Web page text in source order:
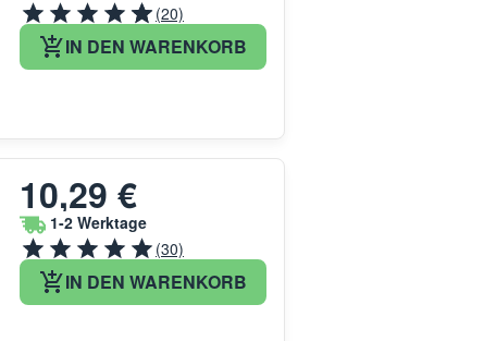
(20)
IN DEN WARENKORB
10,29 €
1-2 Werktage
(30)
IN DEN WARENKORB